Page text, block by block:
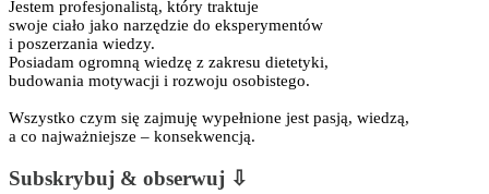
Jestem profesjonalistą, który traktuje
swoje ciało jako narzędzie do eksperymentów
i poszerzania wiedzy.
Posiadam ogromną wiedzę z zakresu dietetyki,
budowania motywacji i rozwoju osobistego.
Wszystko czym się zajmuję wypełnione jest pasją, wiedzą,
a co najważniejsze – konsekwencją.
Subskrybuj & obserwuj ⇩